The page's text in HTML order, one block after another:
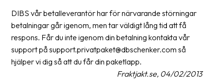
Shipping
documents
Printer
settings
DIBS vår betalleverantör har för närvarande störningar
betalningar går igenom, men tar väldigt lång tid att få
respons. Får du inte igenom din betalning kontakta vår
support på support.privatpaket@dbschenker.com så
hjälper vi dig så att du får din paketlapp.
Fraktjakt.se, 04/02/2013